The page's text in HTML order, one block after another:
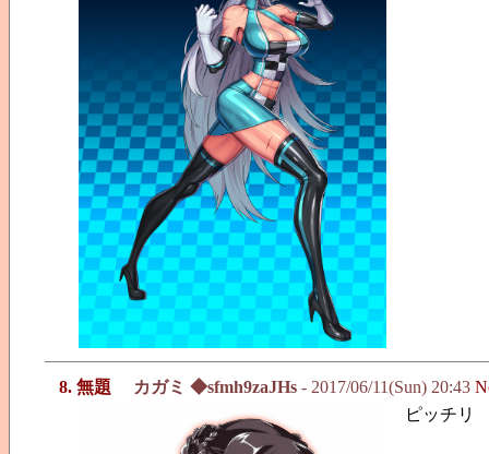
8. 無題 カガミ ◆sfmh9zaJHs - 2017/06/11(Sun) 20:43
ピッチリ